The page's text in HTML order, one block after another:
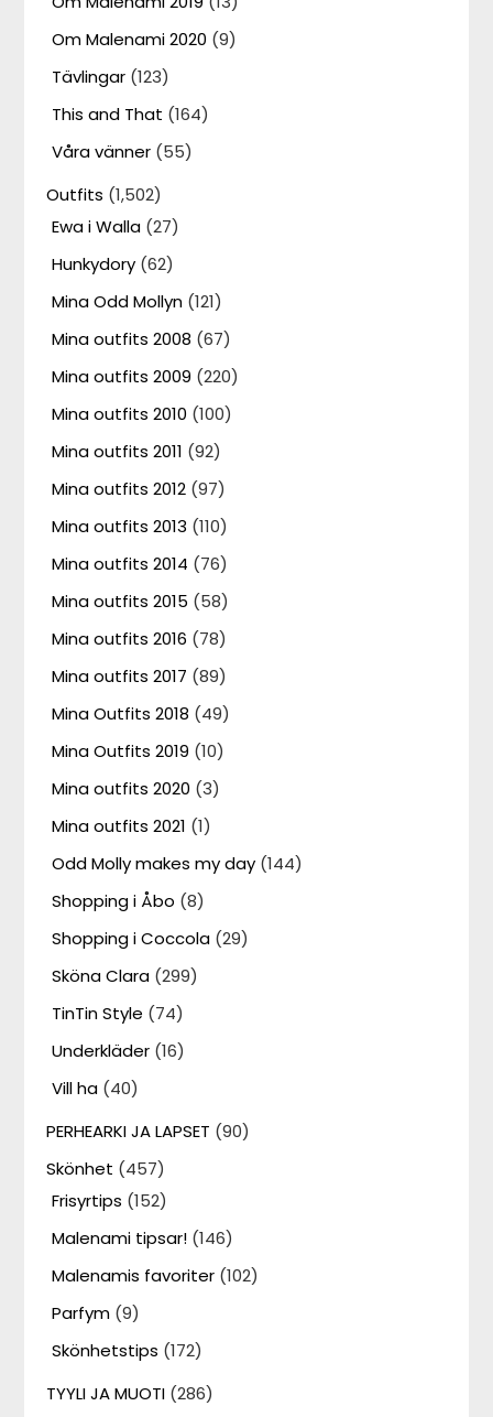
Om Malenami 2020 (9)
Tävlingar (123)
This and That (164)
Våra vänner (55)
Outfits (1,502)
Ewa i Walla (27)
Hunkydory (62)
Mina Odd Mollyn (121)
Mina outfits 2008 (67)
Mina outfits 2009 (220)
Mina outfits 2010 (100)
Mina outfits 2011 (92)
Mina outfits 2012 (97)
Mina outfits 2013 (110)
Mina outfits 2014 (76)
Mina outfits 2015 (58)
Mina outfits 2016 (78)
Mina outfits 2017 (89)
Mina Outfits 2018 (49)
Mina Outfits 2019 (10)
Mina outfits 2020 (3)
Mina outfits 2021 (1)
Odd Molly makes my day (144)
Shopping i Åbo (8)
Shopping i Coccola (29)
Sköna Clara (299)
TinTin Style (74)
Underkläder (16)
Vill ha (40)
PERHEARKI JA LAPSET (90)
Skönhet (457)
Frisyrtips (152)
Malenami tipsar! (146)
Malenamis favoriter (102)
Parfym (9)
Skönhetstips (172)
TYYLI JA MUOTI (286)